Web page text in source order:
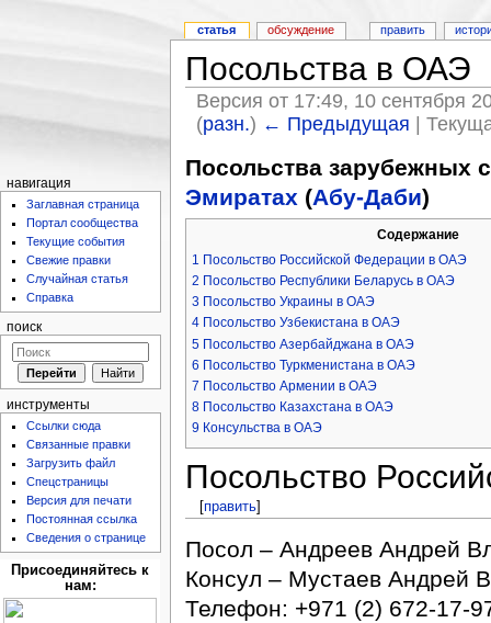
Посольства в ОАЭ
Версия от 17:49, 10 сентября
(разн.) ← Предыдущая |
Посольства зарубежных
Эмиратах (Абу-Даби)
Содержание
1 Посольство Российской Федерации в ОАЭ
2 Посольство Республики Беларусь в ОАЭ
3 Посольство Украины в ОАЭ
4 Посольство Узбекистана в ОАЭ
5 Посольство Азербайджана в ОАЭ
6 Посольство Туркменистана в ОАЭ
7 Посольство Армении в ОАЭ
8 Посольство Казахстана в ОАЭ
9 Консульства в ОАЭ
Посольство
[править]
Посол – Андреев Андрей
Консул – Мустаев Андрей
Телефон: +971 (2) 672-17-
статья обсуждение править
навигация
Заглавная страница
Портал сообщества
Текущие события
Свежие правки
Случайная статья
Справка
поиск
инструменты
Ссылки сюда
Связанные правки
Загрузить файл
Спецстраницы
Версия для печати
Постоянная ссылка
Сведения о странице
Присоединяйтесь к
нам: